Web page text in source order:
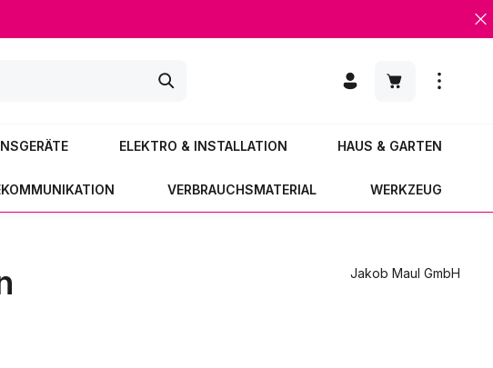
Warenkorb
ELEKTRO & INSTALLATION HAUS & GARTEN
VERBRAUCHSMATERIAL WERKZEUG
Jakob Maul GmbH